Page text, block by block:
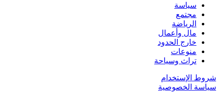
سياسة
مجتمع
الرياضة
مال وأعمال
خارج الحدود
منوعات
تراث وسياحة
شروط الإستخدام
سياسة الخصوصية